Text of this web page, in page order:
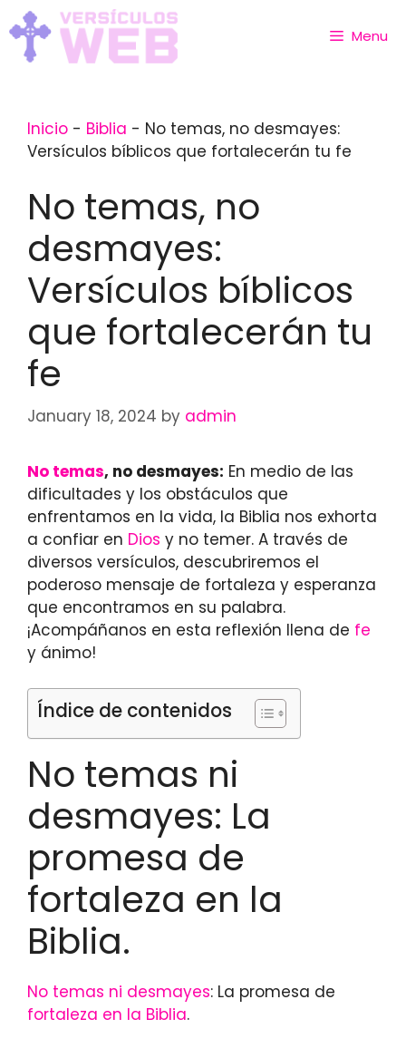
Skip
to
content
Menu
Inicio - Biblia - No temas, no desmayes:
Versículos bíblicos que fortalecerán tu fe
No temas, no
desmayes:
Versículos bíblicos
que fortalecerán tu
fe
January 18, 2024 by admin
No temas, no desmayes: En medio de las
dificultades y los obstáculos que
enfrentamos en la vida, la Biblia nos exhorta
a confiar en Dios y no temer. A través de
diversos versículos, descubriremos el
poderoso mensaje de fortaleza y esperanza
que encontramos en su palabra.
¡Acompáñanos en esta reflexión llena de fe
y ánimo!
Índice de contenidos
No temas ni
desmayes: La
promesa de
fortaleza en la
Biblia.
No temas ni desmayes: La promesa de
fortaleza en la Biblia.